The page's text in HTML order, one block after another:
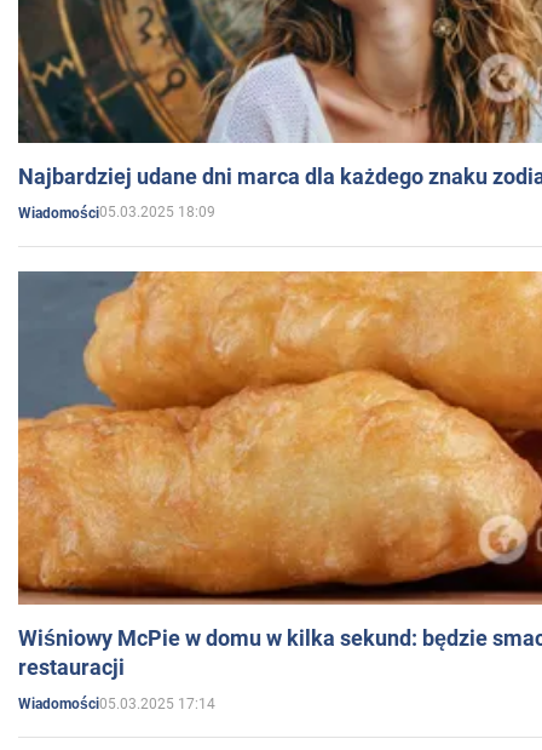
Najbardziej udane dni marca dla każdego znaku
Wiadomości05.03.2025 18:09
Wiśniowy McPie w domu w kilka sekund: będzie
restauracji
Wiadomości05.03.2025 17:14